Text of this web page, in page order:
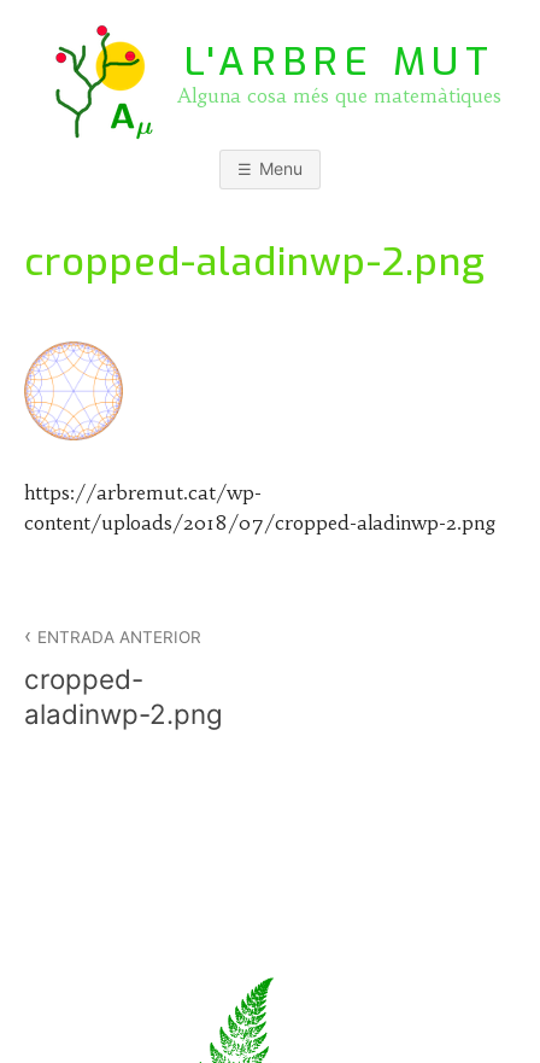
L'ARBRE MUT
Alguna cosa més que matemàtiques
Menu
cropped-aladinwp-2.png
https://arbremut.cat/wp-
content/uploads/2018/07/cropped-aladinwp-2.png
d'entrades
ENTRADA ANTERIOR
cropped-
aladinwp-2.png